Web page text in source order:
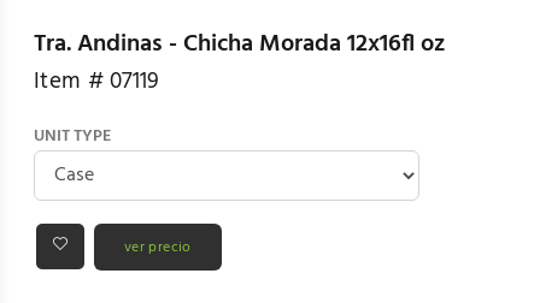
Tra. Andinas - Chicha Morada 12x16fl oz
Item #07119
UNIT TYPE
ver precio